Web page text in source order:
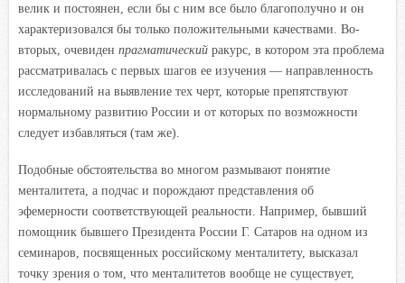
велик и постоянен, если бы с ним все было благополучно и он
характеризовался бы только положительными качествами. Во-
вторых, очевиден прагматический ракурс, в котором эта проблема
рассматривалась с первых шагов ее изучения — направленность
исследований на выявление тех черт, которые препятствуют
нормальному развитию России и от которых по возможности
следует избавляться (там же).
Подобные обстоятельства во многом размывают понятие
менталитета, а подчас и порождают представления об
эфемерности соответствующей реальности. Например, бывший
помощник бывшего Президента России Г. Сатаров на одном из
семинаров, посвященных российскому менталитету, высказал
точку зрения о том, что менталитетов вообще не существует,